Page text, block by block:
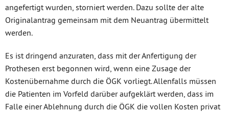
angefertigt wurden, storniert werden. Dazu sollte der alte
Originalantrag gemeinsam mit dem Neuantrag übermittelt
werden.
Es ist dringend anzuraten, dass mit der Anfertigung der
Prothesen erst begonnen wird, wenn eine Zusage der
Kostenübernahme durch die ÖGK vorliegt. Allenfalls müssen
die Patienten im Vorfeld darüber aufgeklärt werden, dass im
Falle einer Ablehnung durch die ÖGK die vollen Kosten privat